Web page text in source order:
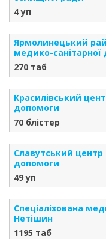
4 уп
Ярмолинецький
медико-санітарної
270 таб
Красилівський
допомоги
70 блістер
Славутський центр
допомоги
49 уп
Спеціалізована
Нетішин
1195 таб